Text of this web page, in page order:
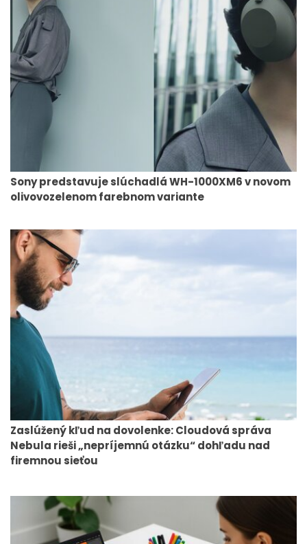
Sony predstavuje slúchadlá WH-1000XM6 v novom
olivovozelenom farebnom variante
Zaslúžený kľud na dovolenke: Cloudová správa
Nebula rieši „nepríjemnú otázku“ dohľadu nad
firemnou sieťou